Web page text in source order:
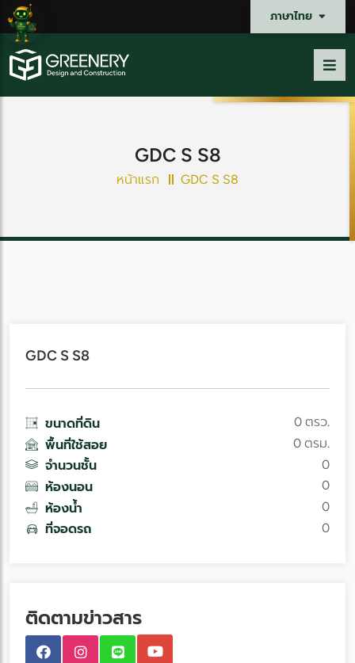
ภาษาไทย
GDC S S8
หน้าแรก GDC S S8
GDC S S8
ขนาดที่ดิน
0 ตรว.
พื้นที่ใช้สอย
0 ตรม.
จำนวนชั้น
0
ห้องนอน
0
ห้องน้ำ
0
ที่จอดรถ
0
ติดตามข่าวสาร